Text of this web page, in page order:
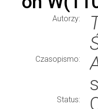
Autorzy:
Czasopismo:
Status: